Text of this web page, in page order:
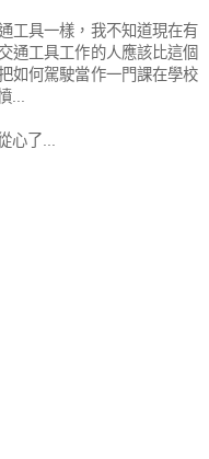
工具一樣，我不知道現在有
通工具工作的人應該比這個
如何駕駛當作一門課在學校
...
心了...